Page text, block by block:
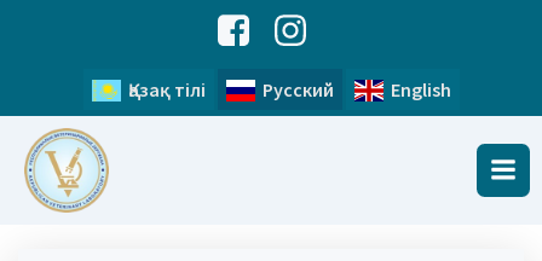
Қазақ тілі Русский English